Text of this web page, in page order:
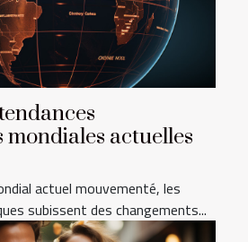
mondiales actuelles
actuel mouvementé, les
subissent des changements...